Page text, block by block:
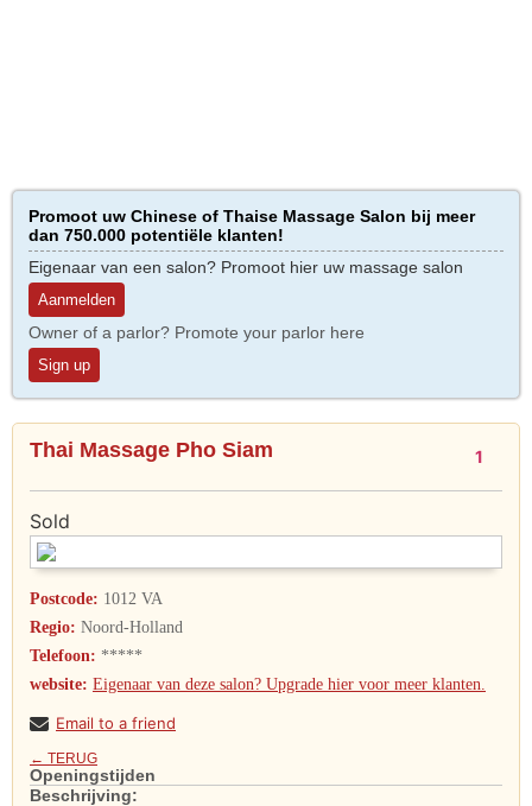
Promoot uw Chinese of Thaise Massage Salon bij meer
dan 750.000 potentiële klanten!
Eigenaar van een salon? Promoot hier uw massage salon
Aanmelden
Owner of a parlor? Promote your parlor here
Sign up
Thai Massage Pho Siam 1
Sold
Postcode: 1012 VA
Regio: Noord-Holland
Telefoon: *****
website: Eigenaar van deze salon? Upgrade hier voor meer klanten.
Email to a friend
← TERUG
Openingstijden
Beschrijving: